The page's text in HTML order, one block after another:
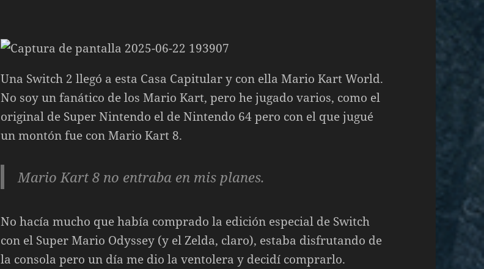
Una Switch 2 llegó a esta Casa Capitular y con ella Mario Kart World.
No soy un fanático de los Mario Kart, pero he jugado varios, como el
original de Super Nintendo el de Nintendo 64 pero con el que jugué
un montón fue con Mario Kart 8.
Mario Kart 8 no entraba en mis planes.
No hacía mucho que había comprado la edición especial de Switch
con el Super Mario Odyssey (y el Zelda, claro), estaba disfrutando de
la consola pero un día me dio la ventolera y decidí comprarlo.